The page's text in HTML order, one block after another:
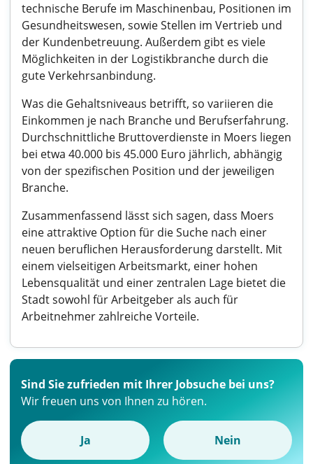
technische Berufe im Maschinenbau, Positionen im
Gesundheitswesen, sowie Stellen im Vertrieb und
der Kundenbetreuung. Außerdem gibt es viele
Möglichkeiten in der Logistikbranche durch die
gute Verkehrsanbindung.
Was die Gehaltsniveaus betrifft, so variieren die
Einkommen je nach Branche und Berufserfahrung.
Durchschnittliche Bruttoverdienste in Moers liegen
bei etwa 40.000 bis 45.000 Euro jährlich, abhängig
von der spezifischen Position und der jeweiligen
Branche.
Zusammenfassend lässt sich sagen, dass Moers
eine attraktive Option für die Suche nach einer
neuen beruflichen Herausforderung darstellt. Mit
einem vielseitigen Arbeitsmarkt, einer hohen
Lebensqualität und einer zentralen Lage bietet die
Stadt sowohl für Arbeitgeber als auch für
Arbeitnehmer zahlreiche Vorteile.
Sind Sie zufrieden mit Ihrer Jobsuche bei uns?
Wir freuen uns von Ihnen zu hören.
Ja Nein